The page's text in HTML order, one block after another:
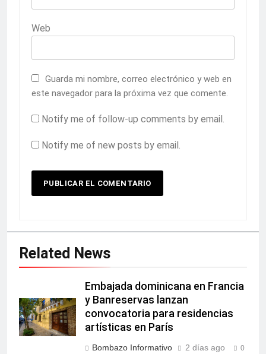
Web
Guarda mi nombre, correo electrónico y web en
este navegador para la próxima vez que comente.
Notify me of follow-up comments by email.
Notify me of new posts by email.
Related News
Embajada dominicana en Francia
y Banreservas lanzan
convocatoria para residencias
artísticas en París
Bombazo Informativo 2 días ago 0